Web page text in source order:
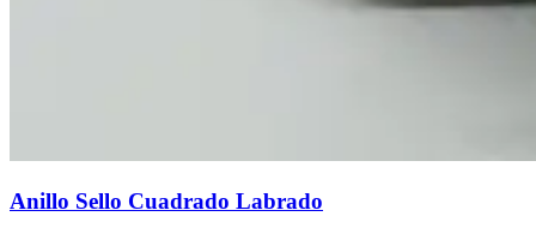
Anillo Sello Cuadrado Labrado